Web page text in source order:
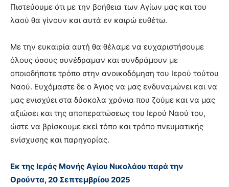
Πιστεύουμε ότι με την βοήθεια των Αγίων μας και του
λαού θα γίνουν και αυτά εν καιρώ ευθέτω.
Με την ευκαιρία αυτή θα θέλαμε να ευχαριστήσουμε
όλους όσους συνέδραμαν και συνδράμουν με
οποιοδήποτε τρόπο στην ανοικοδόμηση του Ιερού τούτου
Ναού. Ευχόμαστε δε ο Άγιος να μας ενδυναμώνει και να
μας ενισχύει στα δύσκολα χρόνια που ζούμε και να μας
αξιώσει και της αποπερατώσεως του Ιερού Ναού του,
ώστε να βρίσκουμε εκεί τόπο και τρόπο πνευματικής
ενίσχυσης και παρηγορίας.
Εκ της Ιεράς Μονής Αγίου Νικολάου παρά την
Ορούντα, 20 Σεπτεμβρίου 2025